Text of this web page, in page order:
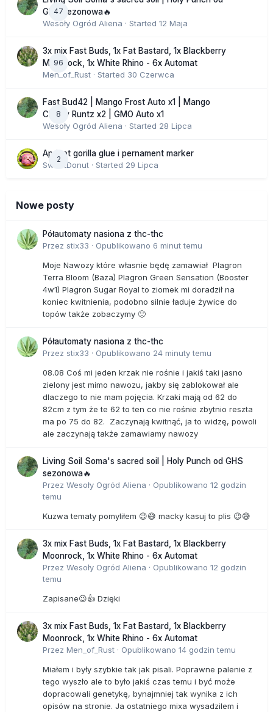
47
GHS sezonowa🔥
Wesoły Ogród Aliena · Started 12 Maja
96
3x mix Fast Buds, 1x Fat Bastard, 1x Blackberry
Moonrock, 1x White Rhino - 6x Automat
Men_of_Rust · Started 30 Czerwca
8
Fast Bud42 | Mango Frost Auto x1 | Mango
Cherry Runtz x2 | GMO Auto x1
Wesoły Ogród Aliena · Started 28 Lipca
2
Apricot gorilla glue i pernament marker
SweetDonut · Started 29 Lipca
Nowe posty
Półautomaty nasiona z thc-thc
Przez stix33 · Opublikowano 6 minut temu
Moje Nawozy które własnie będę zamawiał Plagron
Terra Bloom (Baza) Plagron Green Sensation (Booster
4w1) Plagron Sugar Royal to ziomek mi doradził na
koniec kwitnienia, podobno silnie ładuje żywice do
topów także zobaczymy 🙂
Półautomaty nasiona z thc-thc
Przez stix33 · Opublikowano 24 minuty temu
08.08 Coś mi jeden krzak nie rośnie i jakiś taki jasno
zielony jest mimo nawozu, jakby się zablokował ale
dlaczego to nie mam pojęcia. Krzaki mają od 62 do
82cm z tym że te 62 to ten co nie rośnie zbytnio reszta
ma po 75 do 82. Zaczynają kwitnąć, ja to widzę, powoli
ale zaczynają także zamawiamy nawozy
Living Soil Soma's sacred soil | Holy Punch od GHS
sezonowa🔥
Przez Wesoły Ogród Aliena · Opublikowano 12 godzin
temu
Kuzwa tematy pomyliłem 😉😅 macky kasuj to plis 😉😅
3x mix Fast Buds, 1x Fat Bastard, 1x Blackberry
Moonrock, 1x White Rhino - 6x Automat
Przez Wesoły Ogród Aliena · Opublikowano 12 godzin
temu
Zapisane😉👍 Dzięki
3x mix Fast Buds, 1x Fat Bastard, 1x Blackberry
Moonrock, 1x White Rhino - 6x Automat
Przez Men_of_Rust · Opublikowano 14 godzin temu
Miałem i były szybkie tak jak pisali. Poprawne palenie z
tego wyszło ale to było jakiś czas temu i być może
dopracowali genetykę, bynajmniej tak wynika z ich
opisów na stronie. Ja ostatniego mixa wysadzilem i